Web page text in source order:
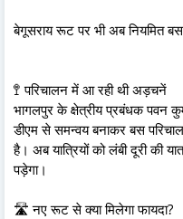
बेगूसराय रूट पर भी अब नियमित
🚏 परिचालन में आ रही थी अड़चनें
भागलपुर के क्षेत्रीय प्रबंधक पवन
डीएम से समन्वय बनाकर बस
है। अब यात्रियों को लंबी दूरी की
पड़ेगा।
🛣️ नए रूट से क्या मिलेगा फायदा?